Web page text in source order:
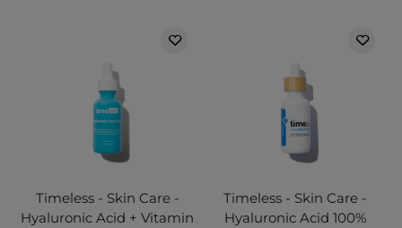
Timeless - Skin Care -
Hyaluronic Acid + Vitamin
Timeless - Skin Care -
Hyaluronic Acid 100%